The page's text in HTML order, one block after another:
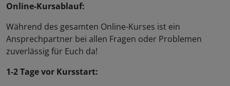
Online-Kursablauf:
Während des gesamten Online-Kurses ist ein
Ansprechpartner bei allen Fragen oder Problemen
zuverlässig für Euch da!
1-2 Tage vor Kursstart: